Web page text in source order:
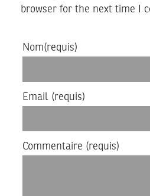
browser for the next time I
Nom(requis)
Email (requis)
Commentaire (requis)